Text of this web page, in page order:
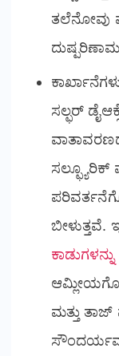
ತಲೆನೋವು
ಸಲ್ಫರ್
ಸಲ್ಫ್ಯೂರಿಕ್
ಬೀಳುತ್ತವೆ.
ಮತ್ತು